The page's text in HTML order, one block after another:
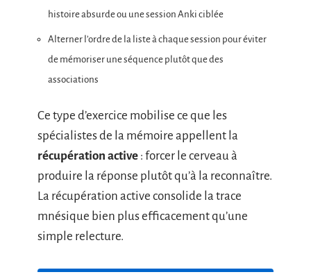
histoire absurde ou une session Anki ciblée
Alterner l’ordre de la liste à chaque session pour éviter
de mémoriser une séquence plutôt que des
associations
Ce type d’exercice mobilise ce que les
spécialistes de la mémoire appellent la
récupération active : forcer le cerveau à
produire la réponse plutôt qu’à la reconnaître.
La récupération active consolide la trace
mnésique bien plus efficacement qu’une
simple relecture.